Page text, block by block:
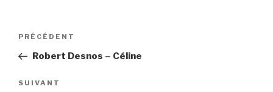
Navigation
l’article
Article
précédent
PRÉCÉDENT
Robert Desnos – Céline
Article
SUIVANT